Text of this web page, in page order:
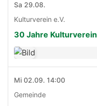
Sa 29.08.
Kulturverein e.V.
30 Jahre Kulturverein
Mi 02.09. 14:00
Gemeinde